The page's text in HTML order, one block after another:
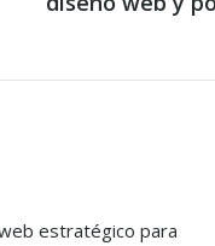
estratégico para